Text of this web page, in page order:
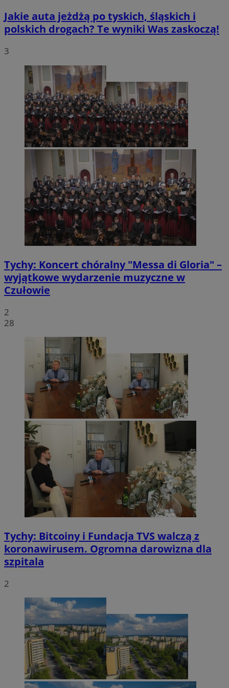
Jakie auta jeżdżą po tyskich, śląskich i
polskich drogach? Te wyniki Was zaskoczą!
3
Tychy: Koncert chóralny "Messa di Gloria" –
wyjątkowe wydarzenie muzyczne w
Czułowie
2
28
Tychy: Bitcoiny i Fundacja TVS walczą z
koronawirusem. Ogromna darowizna dla
szpitala
2